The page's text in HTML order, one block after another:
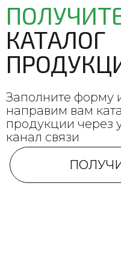
Заполните форму
направим вам
продукции через
канал связи
КАТАЛОГ